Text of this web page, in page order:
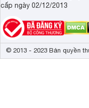
cấp ngày 02/12/2013
© 2013 - 2023 Bản quyền